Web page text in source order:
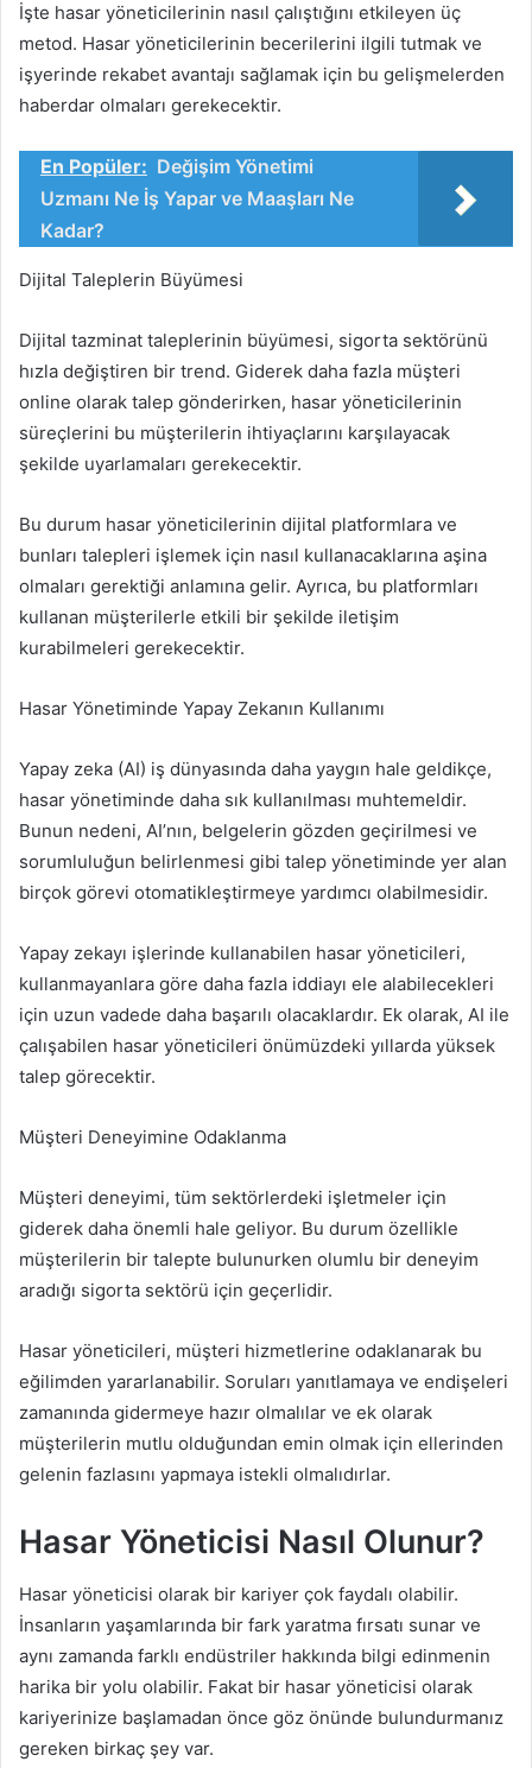
İşte hasar yöneticilerinin nasıl çalıştığını etkileyen üç
metod. Hasar yöneticilerinin becerilerini ilgili tutmak ve
işyerinde rekabet avantajı sağlamak için bu gelişmelerden
haberdar olmaları gerekecektir.
En Popüler: Değişim Yönetimi
Uzmanı Ne İş Yapar ve Maaşları Ne
Kadar?
Dijital Taleplerin Büyümesi
Dijital tazminat taleplerinin büyümesi, sigorta sektörünü
hızla değiştiren bir trend. Giderek daha fazla müşteri
online olarak talep gönderirken, hasar yöneticilerinin
süreçlerini bu müşterilerin ihtiyaçlarını karşılayacak
şekilde uyarlamaları gerekecektir.
Bu durum hasar yöneticilerinin dijital platformlara ve
bunları talepleri işlemek için nasıl kullanacaklarına aşina
olmaları gerektiği anlamına gelir. Ayrıca, bu platformları
kullanan müşterilerle etkili bir şekilde iletişim
kurabilmeleri gerekecektir.
Hasar Yönetiminde Yapay Zekanın Kullanımı
Yapay zeka (AI) iş dünyasında daha yaygın hale geldikçe,
hasar yönetiminde daha sık kullanılması muhtemeldir.
Bunun nedeni, AI’nın, belgelerin gözden geçirilmesi ve
sorumluluğun belirlenmesi gibi talep yönetiminde yer alan
birçok görevi otomatikleştirmeye yardımcı olabilmesidir.
Yapay zekayı işlerinde kullanabilen hasar yöneticileri,
kullanmayanlara göre daha fazla iddiayı ele alabilecekleri
için uzun vadede daha başarılı olacaklardır. Ek olarak, AI ile
çalışabilen hasar yöneticileri önümüzdeki yıllarda yüksek
talep görecektir.
Müşteri Deneyimine Odaklanma
Müşteri deneyimi, tüm sektörlerdeki işletmeler için
giderek daha önemli hale geliyor. Bu durum özellikle
müşterilerin bir talepte bulunurken olumlu bir deneyim
aradığı sigorta sektörü için geçerlidir.
Hasar yöneticileri, müşteri hizmetlerine odaklanarak bu
eğilimden yararlanabilir. Soruları yanıtlamaya ve endişeleri
zamanında gidermeye hazır olmalılar ve ek olarak
müşterilerin mutlu olduğundan emin olmak için ellerinden
gelenin fazlasını yapmaya istekli olmalıdırlar.
Hasar Yöneticisi Nasıl Olunur?
Hasar yöneticisi olarak bir kariyer çok faydalı olabilir.
İnsanların yaşamlarında bir fark yaratma fırsatı sunar ve
aynı zamanda farklı endüstriler hakkında bilgi edinmenin
harika bir yolu olabilir. Fakat bir hasar yöneticisi olarak
kariyerinize başlamadan önce göz önünde bulundurmanız
gereken birkaç şey var.